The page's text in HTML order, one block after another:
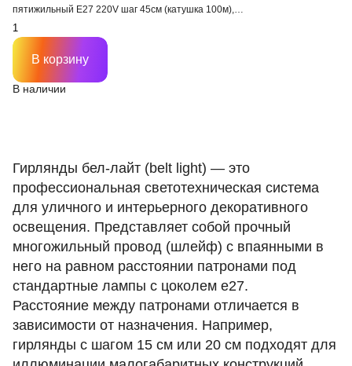
пятижильный Е27 220V шаг 45см (катушка 100м),
черный IP 65
В наличии
В корзину
Гирлянды бел-лайт (belt light) — это
профессиональная светотехническая система
для уличного и интерьерного декоративного
освещения. Представляет собой прочный
многожильный провод (шлейф) с впаянными в
него на равном расстоянии патронами под
стандартные лампы с цоколем e27.
Расстояние между патронами отличается в
зависимости от назначения. Например,
гирлянды с шагом 15 см или 20 см подходят для